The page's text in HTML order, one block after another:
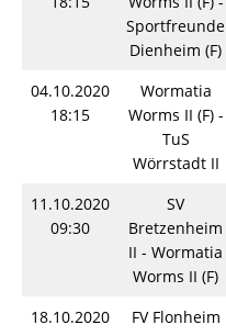
Sportfreunde
Dienheim (F)
04.10.2020
18:15
Wormatia
Worms II (F) -
TuS
Wörrstadt II
11.10.2020
09:30
SV
Bretzenheim
II - Wormatia
Worms II (F)
18.10.2020
FV Flonheim